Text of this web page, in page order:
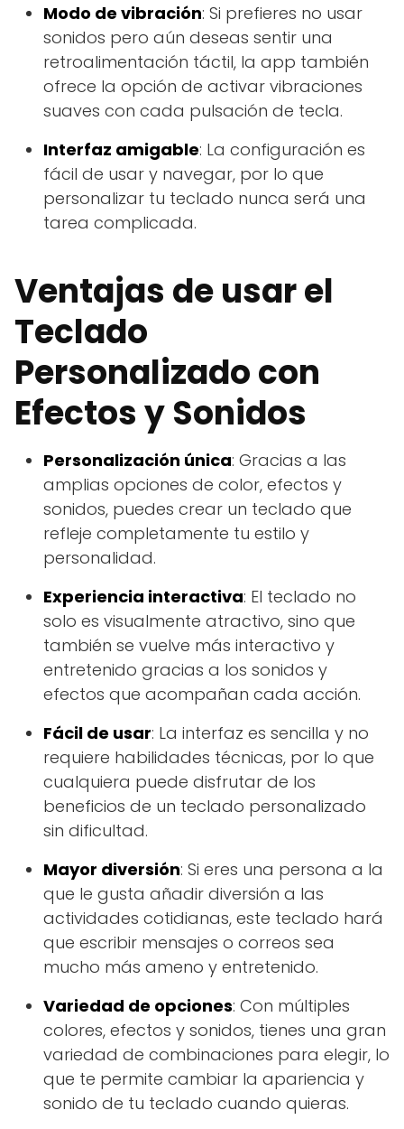
Modo de vibración: Si prefieres no usar
sonidos pero aún deseas sentir una
retroalimentación táctil, la app también
ofrece la opción de activar vibraciones
suaves con cada pulsación de tecla.
Interfaz amigable: La configuración es
fácil de usar y navegar, por lo que
personalizar tu teclado nunca será una
tarea complicada.
Ventajas de usar el
Teclado
Personalizado con
Efectos y Sonidos
Personalización única: Gracias a las
amplias opciones de color, efectos y
sonidos, puedes crear un teclado que
refleje completamente tu estilo y
personalidad.
Experiencia interactiva: El teclado no
solo es visualmente atractivo, sino que
también se vuelve más interactivo y
entretenido gracias a los sonidos y
efectos que acompañan cada acción.
Fácil de usar: La interfaz es sencilla y no
requiere habilidades técnicas, por lo que
cualquiera puede disfrutar de los
beneficios de un teclado personalizado
sin dificultad.
Mayor diversión: Si eres una persona a la
que le gusta añadir diversión a las
actividades cotidianas, este teclado hará
que escribir mensajes o correos sea
mucho más ameno y entretenido.
Variedad de opciones: Con múltiples
colores, efectos y sonidos, tienes una gran
variedad de combinaciones para elegir, lo
que te permite cambiar la apariencia y
sonido de tu teclado cuando quieras.